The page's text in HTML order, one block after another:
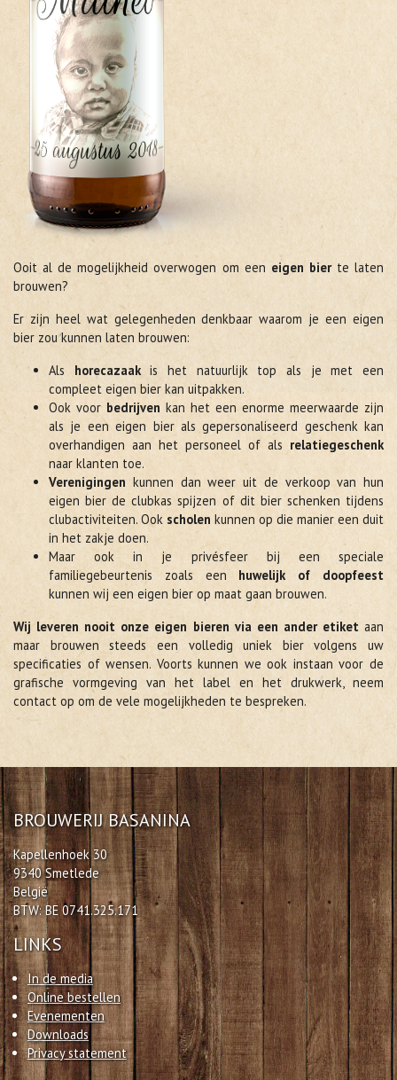
Ooit al de mogelijkheid overwogen om een eigen bierte laten
brouwen?
Er zijn heel wat gelegenheden denkbaar waarom je een eigen
bier zou kunnen laten brouwen:
Als horecazaakis het natuurlijk top als je met een
compleet eigen bier kan uitpakken.
Ook voor bedrijven kan het een enorme meerwaarde zijn
als je een eigen bier als gepersonaliseerd geschenk kan
overhandigen aan het personeel of als relatiegeschenk
naar klanten toe.
Verenigingen kunnen dan weer uit de verkoop van hun
eigen bier de clubkas spijzen of dit bier schenken tijdens
clubactiviteiten. Ook scholen kunnen op die manier een duit
in het zakje doen.
Maar ook in je privésfeer bij een speciale
familiegebeurtenis zoals een huwelijk of doopfeest
kunnen wij een eigen bier op maat gaan brouwen.
Wij leveren nooit onze eigen bieren via een ander etiketaan
maar brouwen steeds een volledig uniek bier volgens uw
specificaties of wensen. Voorts kunnen we ook instaan voor de
grafische vormgeving van het label en het drukwerk, neem
contact op om de vele mogelijkheden te bespreken.
BROUWERIJ BASANINA
Kapellenhoek 30
9340 Smetlede
België
BTW: BE 0741.325.171
LINKS
In de media
Online bestellen
Evenementen
Downloads
Privacy statement